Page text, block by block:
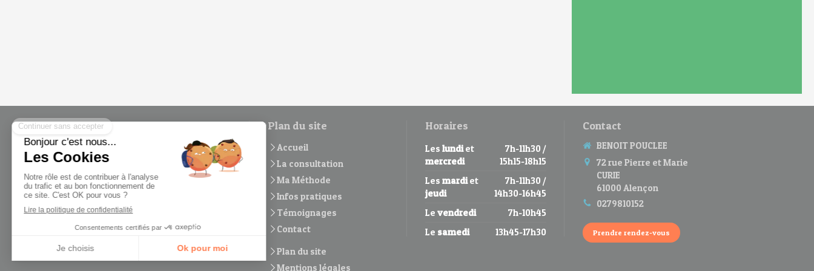
BENOIT POUCLEE
BENOIT POUCLEE
est
ostéopathe énergéticienà
Alençon et Caen
j' accompagne en cabinet
les nourrissons,
adolescents, adultes,
seniors, femmes enceintes
Plan du site
Accueil
La consultation
Ma Méthode
Infos pratiques
Témoignages
Contact
Plan du site
Mentions légales
Horaires
Les lundiet
mercredi
7h-11h30 /
15h15-18h15
Les mardiet
jeudi
7h-11h30 /
14h30-16h45
Le vendredi
7h-10h45
Le samedi 13h45-17h30
Contact
BENOIT POUCLEE
72 rue Pierre et Marie
CURIE
61000 Alençon
0279810152
Prendre rendez-vous